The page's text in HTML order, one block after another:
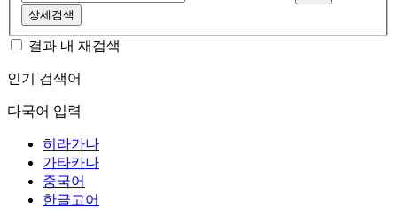
상세검색
결과 내 재검색
인기 검색어
다국어 입력
히라가나
가타카나
중국어
한글고어